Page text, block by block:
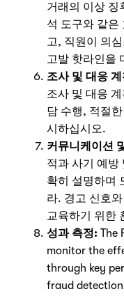
거래의 이상 징
석 도구와 같은
고, 직원이 의
고발 핫라인을
조사 및 대응
조사 및 대응
담 수행, 적절
시하십시오.
커뮤니케이션
적과 사기 예방
확히 설명하며
라. 경고 신호
교육하기 위한
성과 측정: The
monitor the
through key
fraud
Nicole
AI